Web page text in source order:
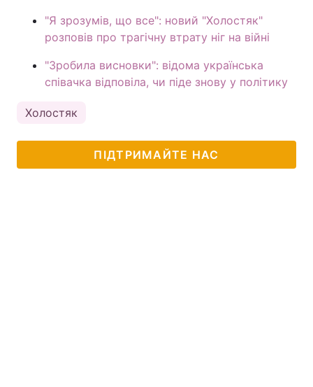
"Я зрозумів, що все": новий "Холостяк"
розповів про трагічну втрату ніг на війні
"Зробила висновки": відома українська
співачка відповіла, чи піде знову у політику
Холостяк
ПІДТРИМАЙТЕ НАС